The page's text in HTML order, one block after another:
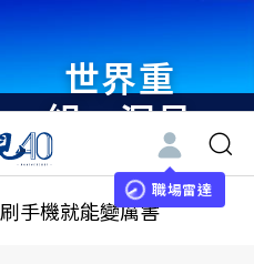
世界重
組・洞見
未來 與
世界領袖
職場雷達
刷手機就能變厲害